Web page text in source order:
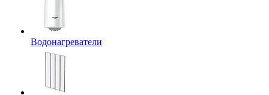
Водонагреватели